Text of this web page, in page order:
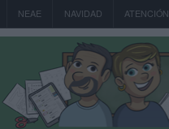
NEAE NAVIDAD ATENCIÓN